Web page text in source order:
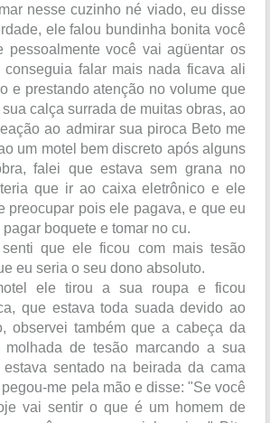
nesse cuzinho né viado, eu disse
ele falou bundinha bonita você
pessoalmente você vai agüentar os
conseguia falar mais nada ficava ali
e prestando atenção no volume que
calça surrada de muitas obras, ao
ao admirar sua piroca Beto me
um motel bem discreto após alguns
falei que estava sem grana no
que ir ao caixa eletrônico e ele
preocupar pois ele pagava, e que eu
boquete e tomar no cu.
senti que ele ficou com mais tesão
eu seria o seu dono absoluto.
ele tirou a sua roupa e ficou
que estava toda suada devido ao
observei também que a cabeça da
molhada de tesão marcando a sua
sentado na beirada da cama
me pela mão e disse: "Se você
vai sentir o que é um homem de